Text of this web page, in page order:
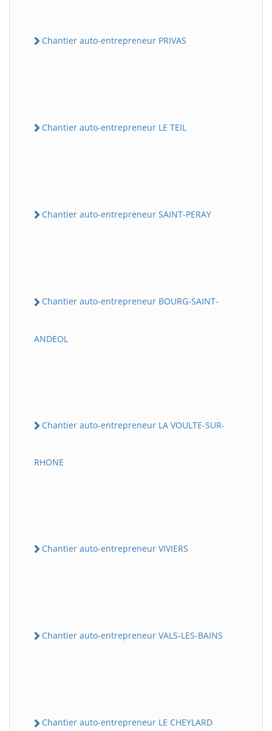
Chantier auto-entrepreneur PRIVAS
Chantier auto-entrepreneur LE TEIL
Chantier auto-entrepreneur SAINT-PERAY
Chantier auto-entrepreneur BOURG-SAINT-
ANDEOL
Chantier auto-entrepreneur LA VOULTE-SUR-
RHONE
Chantier auto-entrepreneur VIVIERS
Chantier auto-entrepreneur VALS-LES-BAINS
Chantier auto-entrepreneur LE CHEYLARD